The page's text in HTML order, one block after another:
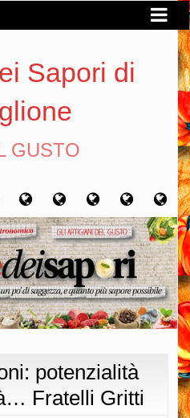
Sapori di
GUSTO
Home Chi
sono
Artigiani
del
gusto
Viaggi
del
gusto
Filosofia
del
gusto
potenzialità
Fratelli Gritti